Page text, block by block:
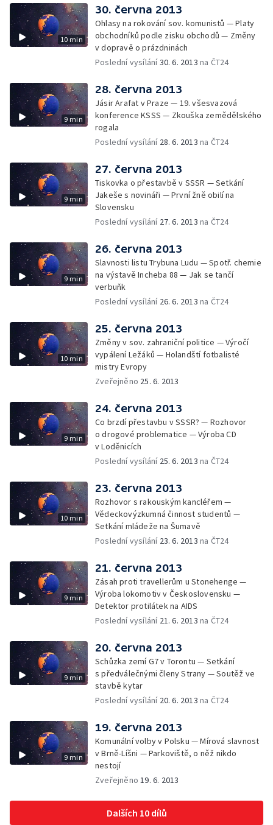
10 min
30. června 2013
Ohlasy na rokování sov. komunistů — Platy
obchodníků podle zisku obchodů — Změny
v dopravě o prázdninách
Poslední vysílání30. 6. 2013 na ČT24
9 min
28. června 2013
Jásir Arafat v Praze — 19. všesvazová
konference KSSS — Zkouška zemědělského
rogala
Poslední vysílání 28. 6. 2013 na ČT24
9 min
27. června 2013
Tiskovka o přestavbě v SSSR — Setkání
Jakeše s novináři — První žně obilí na
Slovensku
Poslední vysílání 27. 6. 2013 na ČT24
9 min
26. června 2013
Slavnosti listu Trybuna Ludu — Spotř. chemie
na výstavě Incheba 88 — Jak se tančí
verbuňk
Poslední vysílání 26. 6. 2013 na ČT24
10 min
25. června 2013
Změny v sov. zahraniční politice — Výročí
vypálení Ležáků — Holandští fotbalisté
mistry Evropy
Zveřejněno 25. 6. 2013
9 min
24. června 2013
Co brzdí přestavbu v SSSR? — Rozhovor
o drogové problematice — Výroba CD
v Loděnicích
Poslední vysílání 25. 6. 2013 na ČT24
10 min
23. června 2013
Rozhovor s rakouským kancléřem —
Vědeckovýzkumná činnost studentů —
Setkání mládeže na Šumavě
Poslední vysílání 23. 6. 2013 na ČT24
9 min
21. června 2013
Zásah proti travellerům u Stonehenge —
Výroba lokomotiv v Československu —
Detektor protilátek na AIDS
Poslední vysílání 21. 6. 2013 na ČT24
9 min
20. června 2013
Schůzka zemí G7 v Torontu — Setkání
s předválečnými členy Strany — Soutěž ve
stavbě kytar
Poslední vysílání 20. 6. 2013 na ČT24
9 min
19. června 2013
Komunální volby v Polsku — Mírová slavnost
v Brně-Líšni — Parkoviště, o něž nikdo
nestojí
Zveřejněno19. 6. 2013
Dalších 10 dílů